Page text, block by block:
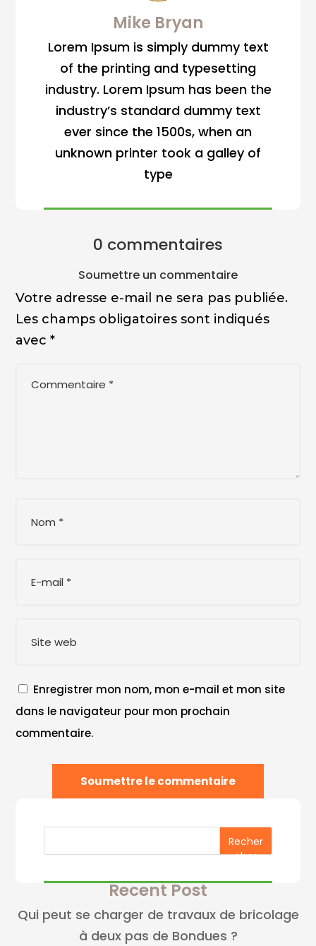
Mike Bryan
Lorem Ipsum is simply dummy text
of the printing and typesetting
industry. Lorem Ipsum has been the
industry’s standard dummy text
ever since the 1500s, when an
unknown printer took a galley of
type
0 commentaires
Soumettre un commentaire
Votre adresse e-mail ne sera pas publiée.
Les champs obligatoires sont indiqués
avec*
Enregistrer mon nom, mon e-mail et mon site
dans le navigateur pour mon prochain
commentaire.
Soumettre le commentaire
Recher
cher
Recent Post
Qui peut se charger de travaux de bricolage
à deux pas de Bondues ?